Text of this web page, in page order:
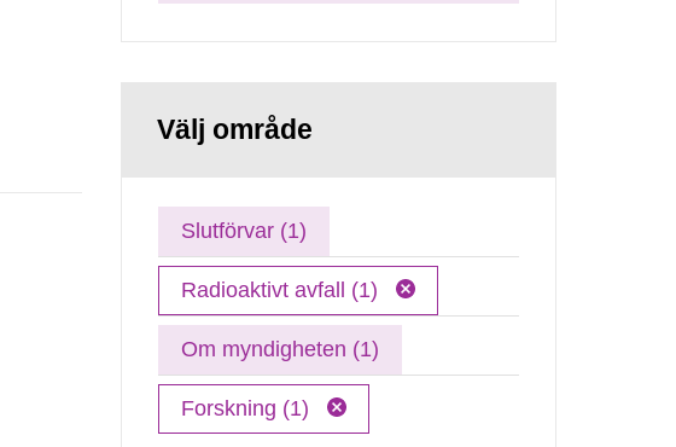
Välj område
Slutförvar (1)
Radioaktivt avfall (1)
Om myndigheten (1)
Forskning (1)